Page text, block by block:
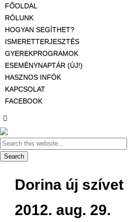
FŐOLDAL
RÓLUNK
HOGYAN SEGÍTHET?
ISMERETTERJESZTÉS
GYEREKPROGRAMOK
ESEMÉNYNAPTÁR (ÚJ!)
HASZNOS INFÓK
KAPCSOLAT
FACEBOOK
Dorina új szívet
2012. aug. 29.